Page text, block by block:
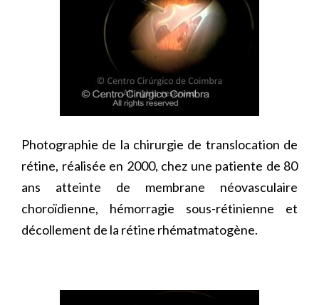
Photographie de la chirurgie de translocation de
rétine, réalisée en 2000, chez une patiente de 80
ans atteinte de membrane néovasculaire
choroïdienne, hémorragie sous-rétinienne et
décollement de la rétine rhématmatogène.